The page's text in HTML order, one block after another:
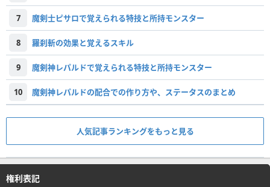
7 魔剣士ピサロで覚えられる特技と所持モンスター
8 羅刹斬の効果と覚えるスキル
9 魔剣神レパルドで覚えられる特技と所持モンスター
10 魔剣神レパルドの配合での作り方や、ステータスのまとめ
人気記事ランキングをもっと見る
権利表記